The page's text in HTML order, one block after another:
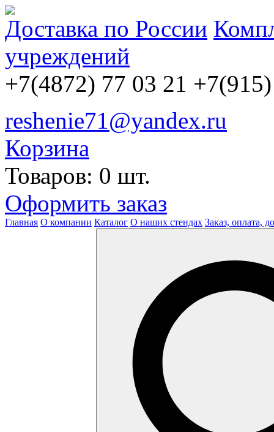
Доставка по России
учреждений
+7(4872) 77 03 21
reshenie71@yandex.ru
Корзина
Товаров: 0 шт.
Оформить заказ
Главная О компании Каталог О наших стендах Заказ, оплата,